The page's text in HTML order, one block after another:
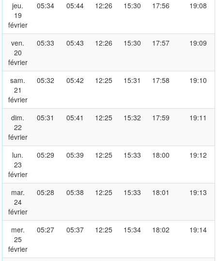
jeu.
19
février
05:34 05:44 12:26 15:30 17:56 19:08
ven.
20
février
05:33 05:43 12:26 15:30 17:57 19:09
sam.
21
février
05:32 05:42 12:25 15:31 17:58 19:10
dim.
22
février
05:31 05:41 12:25 15:32 17:59 19:11
lun.
23
février
05:29 05:39 12:25 15:33 18:00 19:12
mar.
24
février
05:28 05:38 12:25 15:33 18:01 19:13
mer.
25
février
05:27 05:37 12:25 15:34 18:02 19:14